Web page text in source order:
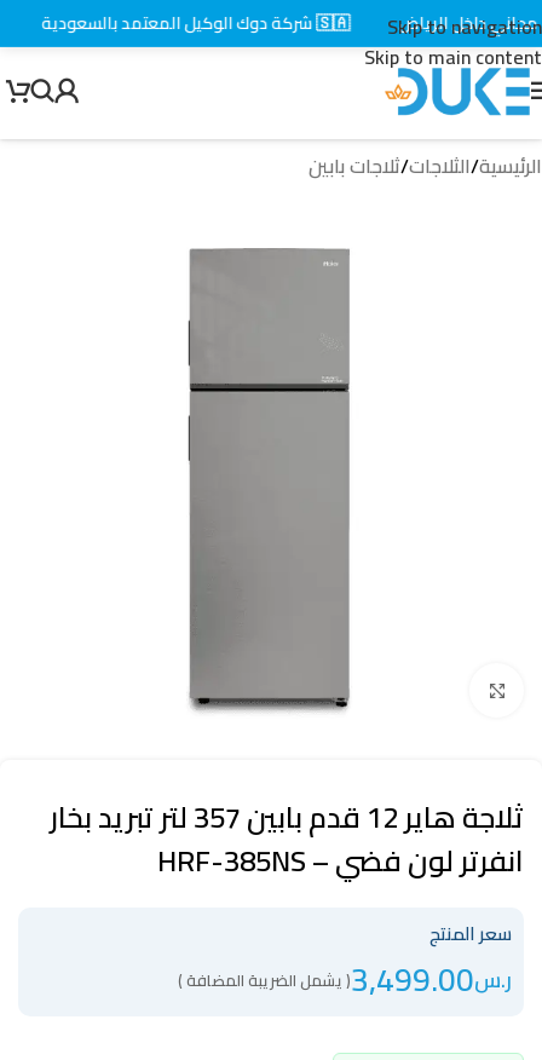
Skip to navigation
Skip to main content
الرئيسية/الثلاجات/ثلاجات بابين
ثلاجة هاير 12 قدم بابين 357 لتر تبريد بخار
انفرتر لون فضي – HRF-385NS
سعر المنتج
ر.س3,499.00( يشمل الضريبة المضافة )
داخل الرياض 🇸🇦 شركة دوك الوكيل المعتمد بالسعودية